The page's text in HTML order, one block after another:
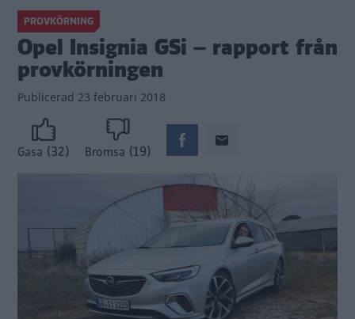
PROVKÖRNING
Opel Insignia GSi – rapport från
provkörningen
Publicerad 23 februari 2018
Gasa (32) Bromsa (19)